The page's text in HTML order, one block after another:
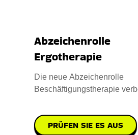
Abzeichenrolle
Ergotherapie
Die neue Abzeichenrolle
Beschäftigungstherapie
PRÜFEN SIE ES AUS